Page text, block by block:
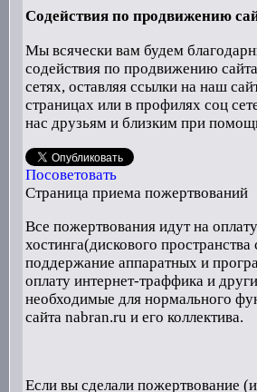
Содействия по продвижению
Мы всячески вам будем
содействия по продвижению
сетях, оставляя ссылки на наш
страницах или в профилях соц
нас друзьям и близким при
Посоветовать
Страница приема пожертвований
Все пожертвования идут на оплату
хостинга(дискового пространства
поддержание аппаратных и
оплату интернет-траффика и
необходимые для нормального
сайта nabran.ru и его коллектива.
Если вы сделали пожертвование